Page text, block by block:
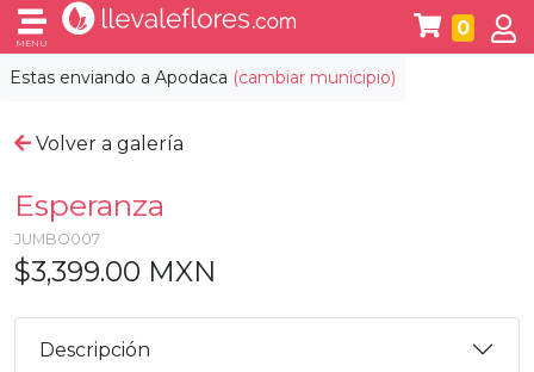
Estas enviando a Apodaca (cambiar municipio)
MENÚ
0
Volver a galería
Esperanza
JUMBO007
$3,399.00 MXN
Descripción